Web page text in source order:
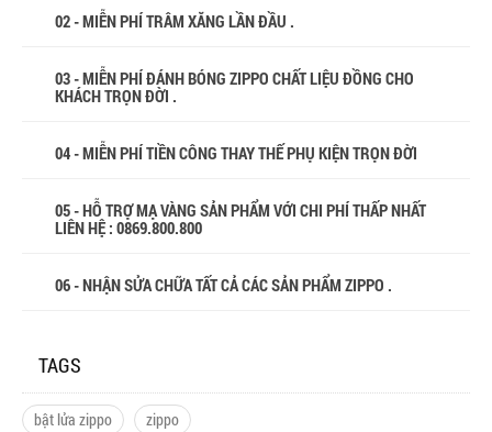
02 - MIỄN PHÍ TRÂM XĂNG LẦN ĐẦU .
03 - MIỄN PHÍ ĐÁNH BÓNG ZIPPO CHẤT LIỆU ĐỒNG CHO
KHÁCH TRỌN ĐỜI .
04 - MIỄN PHÍ TIỀN CÔNG THAY THẾ PHỤ KIỆN TRỌN ĐỜI
05 - HỖ TRỢ MẠ VÀNG SẢN PHẨM VỚI CHI PHÍ THẤP NHẤT
LIÊN HỆ : 0869.800.800
06 - NHẬN SỬA CHỮA TẤT CẢ CÁC SẢN PHẨM ZIPPO .
TAGS
bật lửa zippo zippo